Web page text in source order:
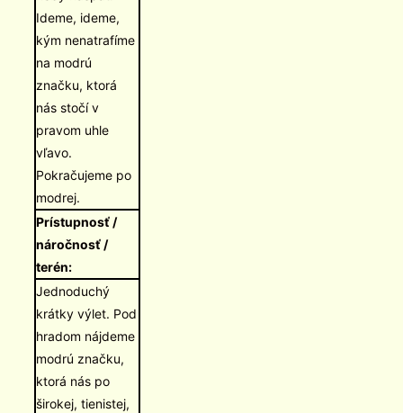
Ideme, ideme,
kým nenatrafíme
na modrú
značku, ktorá
nás stočí v
pravom uhle
vľavo.
Pokračujeme po
modrej.
Prístupnosť /
náročnosť /
terén:
Jednoduchý
krátky výlet. Pod
hradom nájdeme
modrú značku,
ktorá nás po
širokej, tienistej,